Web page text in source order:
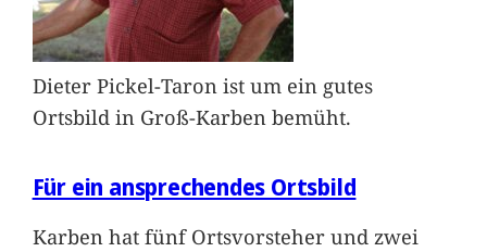
Dieter Pickel-Taron ist um ein gutes
Ortsbild in Groß-Karben bemüht.
Für ein ansprechendes Ortsbild
Karben hat fünf Ortsvorsteher und zwei